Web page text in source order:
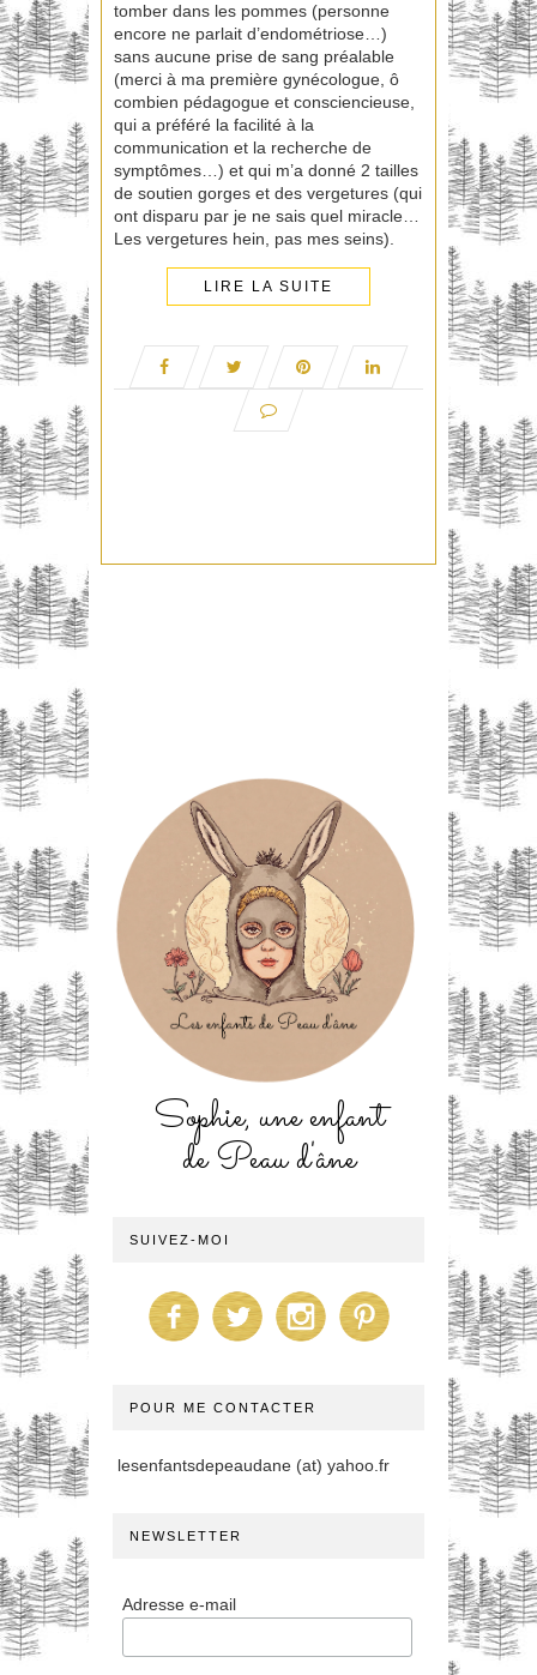
tomber dans les pommes (personne
encore ne parlait d’endométriose…)
sans aucune prise de sang préalable
(merci à ma première gynécologue, ô
combien pédagogue et consciencieuse,
qui a préféré la facilité à la
communication et la recherche de
symptômes…) et qui m’a donné 2 tailles
de soutien gorges et des vergetures (qui
ont disparu par je ne sais quel miracle…
Les vergetures hein, pas mes seins).
LIRE LA SUITE
Sophie, une enfant
de Peau d'âne
SUIVEZ-MOI
POUR ME CONTACTER
lesenfantsdepeaudane (at) yahoo.fr
NEWSLETTER
Adresse e-mail